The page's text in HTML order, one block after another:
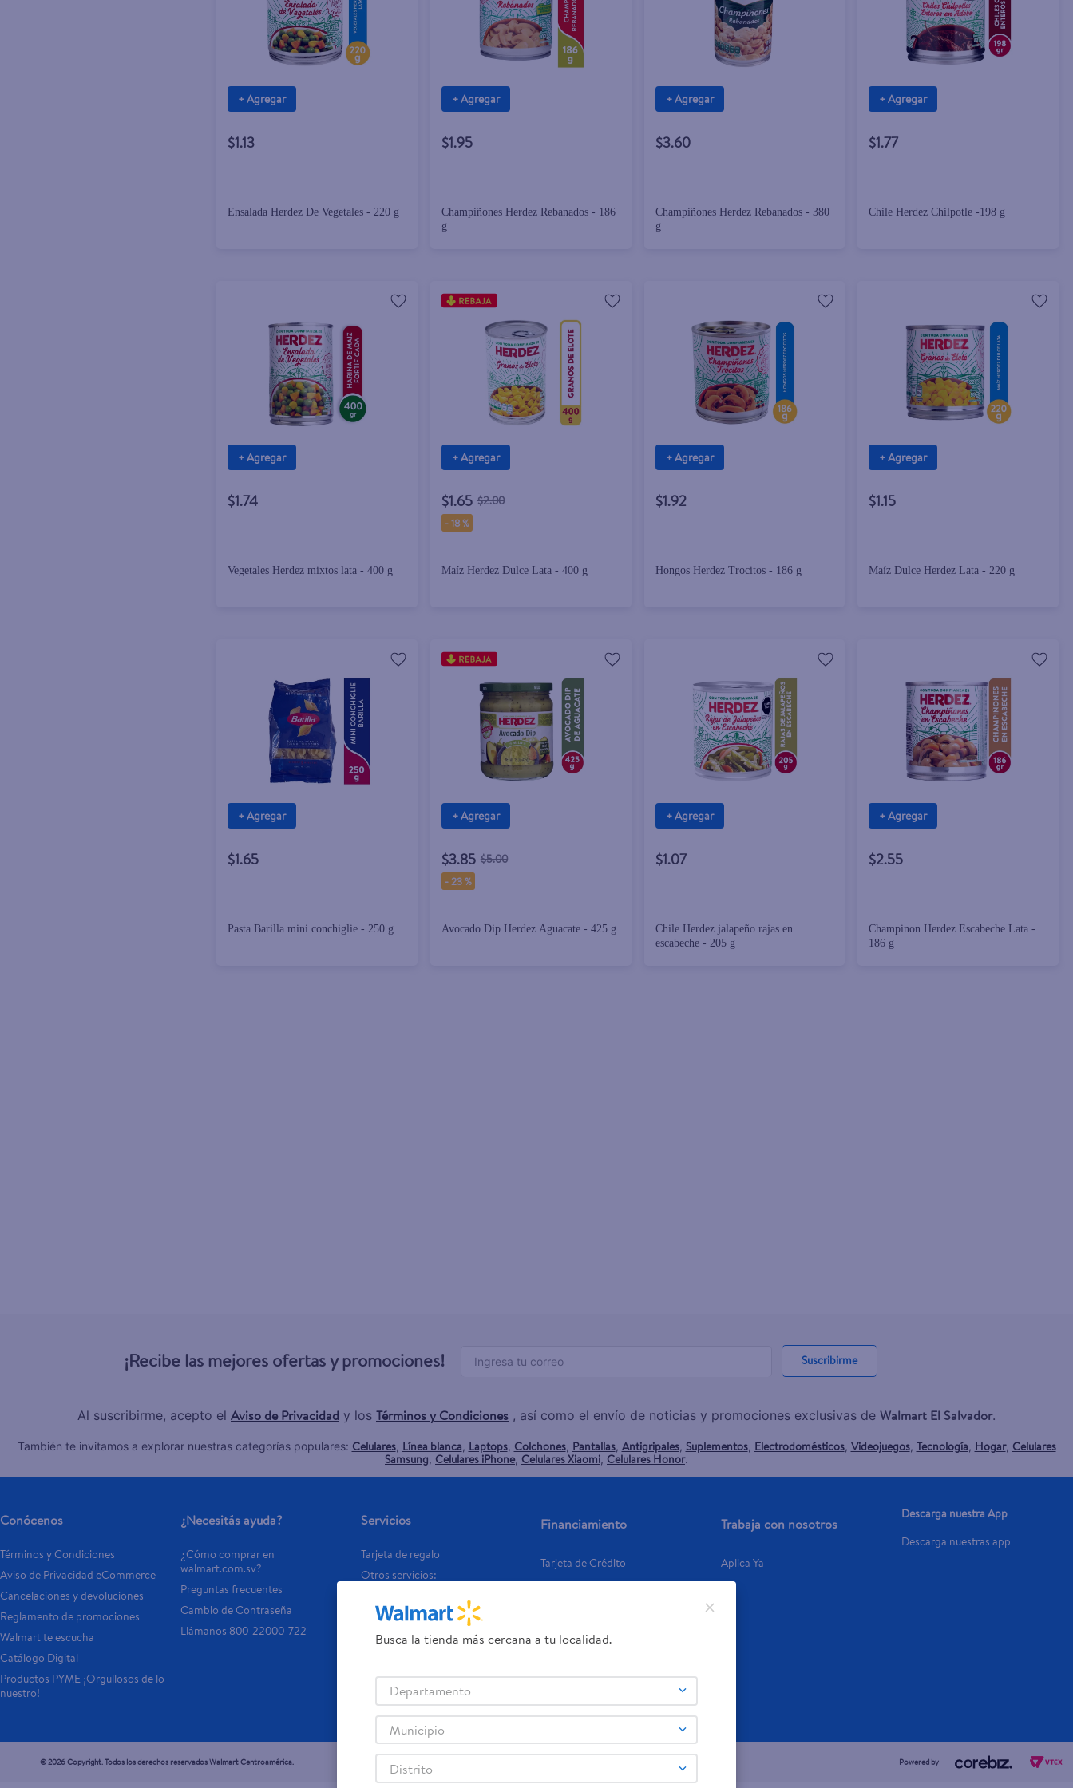
+ Agregar
$1.13
Ensalada Herdez De Vegetales - 220 g
+ Agregar
$1.95
Champiñones Herdez Rebanados - 186
g
+ Agregar
$3.60
Champiñones Herdez Rebanados - 380
g
+ Agregar
$1.77
Chile Herdez Chilpotle -198 g
+ Agregar
$1.74
Vegetales Herdez mixtos lata - 400 g
+ Agregar
$1.65 $2.00
-18 %
Maíz Herdez Dulce Lata - 400 g
+ Agregar
$1.92
Hongos Herdez Trocitos - 186 g
+ Agregar
$1.15
Maíz Dulce Herdez Lata - 220 g
+ Agregar
$1.65
Pasta Barilla mini conchiglie - 250 g
+ Agregar
$3.85 $5.00
-23 %
Avocado Dip Herdez Aguacate - 425 g
+ Agregar
$1.07
Chile Herdez jalapeño rajas en
escabeche - 205 g
+ Agregar
$2.55
Champinon Herdez Escabeche Lata -
186 g
¡Recibe las mejores ofertas y promociones! Suscribirme
Al suscribirme, acepto el Aviso de Privacidad y los Términos y Condiciones , así como el envío de noticias y promociones exclusivas de Walmart El Salvador.
También te invitamos a explorar nuestras categorías populares: Celulares, Línea blanca, Laptops, Colchones, Pantallas, Antigripales, Suplementos, Electrodomésticos, Videojuegos, Tecnología, Hogar, Celulares
Samsung, Celulares iPhone, Celulares Xiaomi, Celulares Honor.
Conócenos
Términos y Condiciones
Aviso de Privacidad eCommerce
Cancelaciones y devoluciones
Reglamento de promociones
Walmart te escucha
Catálogo Digital
Productos PYME ¡Orgullosos de lo
nuestro!
¿Necesitás ayuda?
¿Cómo comprar en
walmart.com.sv?
Preguntas frecuentes
Cambio de Contraseña
Llámanos 800-22000-722
Servicios
Tarjeta de regalo
Otros servicios:
- Pagos de servicios
Financiamiento
Tarjeta de Crédito
Trabaja con nosotros
Aplica Ya
Descarga nuestra App
Descarga nuestras app
© 2026 Copyright. Todos los derechos reservados Walmart Centroamérica. Powered by
Busca la tienda más cercana a tu localidad.
Departamento
Municipio
Distrito